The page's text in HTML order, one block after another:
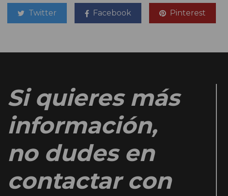
Twitter Facebook Pinterest
Si quieres más
información,
no dudes en
contactar con